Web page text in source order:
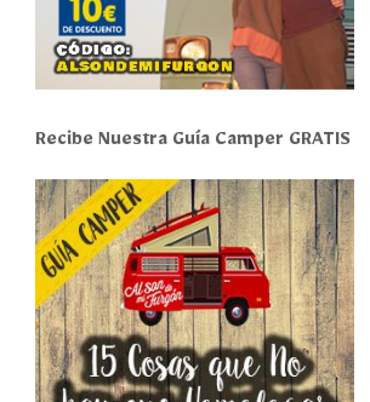
Recibe Nuestra Guía Camper GRATIS